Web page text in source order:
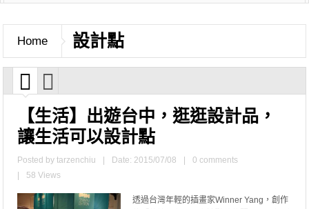
Home 設計點
【生活】出遊台中，逛逛設計品，
讓生活可以設計點
Posted bytarzenchiu Date: 2015/07/08
0 comments
58 Views
透過台灣年輕的插畫家Winner Yang，創作